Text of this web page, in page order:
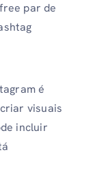
par de
é
visuais
incluir